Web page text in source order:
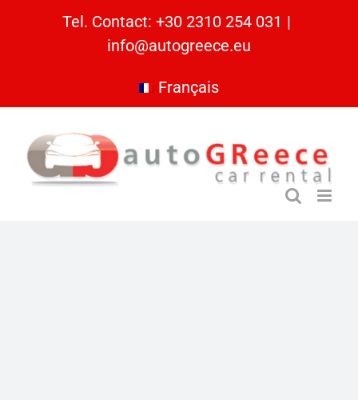
Tel. Contact: +30 2310 254 031 |
info@autogreece.eu
Français